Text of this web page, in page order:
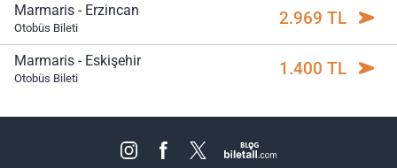
Marmaris - Erzincan
Otobüs Bileti 2.969 TL
Marmaris - Eskişehir
Otobüs Bileti 1.400 TL